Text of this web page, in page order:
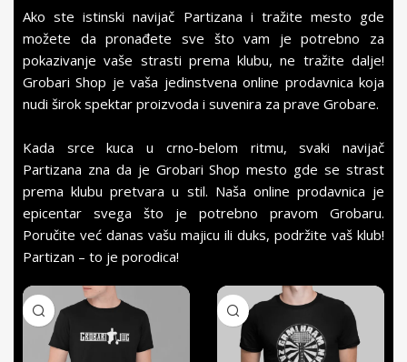
Ako ste istinski navijač Partizana i tražite mesto gde
možete da pronađete sve što vam je potrebno za
pokazivanje vaše strasti prema klubu, ne tražite dalje!
Grobari Shop je vaša jedinstvena online prodavnica koja
nudi širok spektar proizvoda i suvenira za prave Grobare.
Kada srce kuca u crno-belom ritmu, svaki navijač
Partizana zna da je Grobari Shop mesto gde se strast
prema klubu pretvara u stil. Naša online prodavnica je
epicentar svega što je potrebno pravom Grobaru.
Poručite već danas vašu majicu ili duks, podržite vaš klub!
Partizan – to je porodica!